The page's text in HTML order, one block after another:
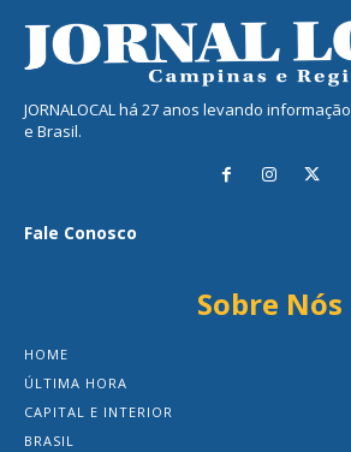
JORNALOCAL há 27 anos levando
e Brasil.
Fale Conosco
Sobre Nós
HOME
ÚLTIMA HORA
CAPITAL E INTERIOR
BRASIL